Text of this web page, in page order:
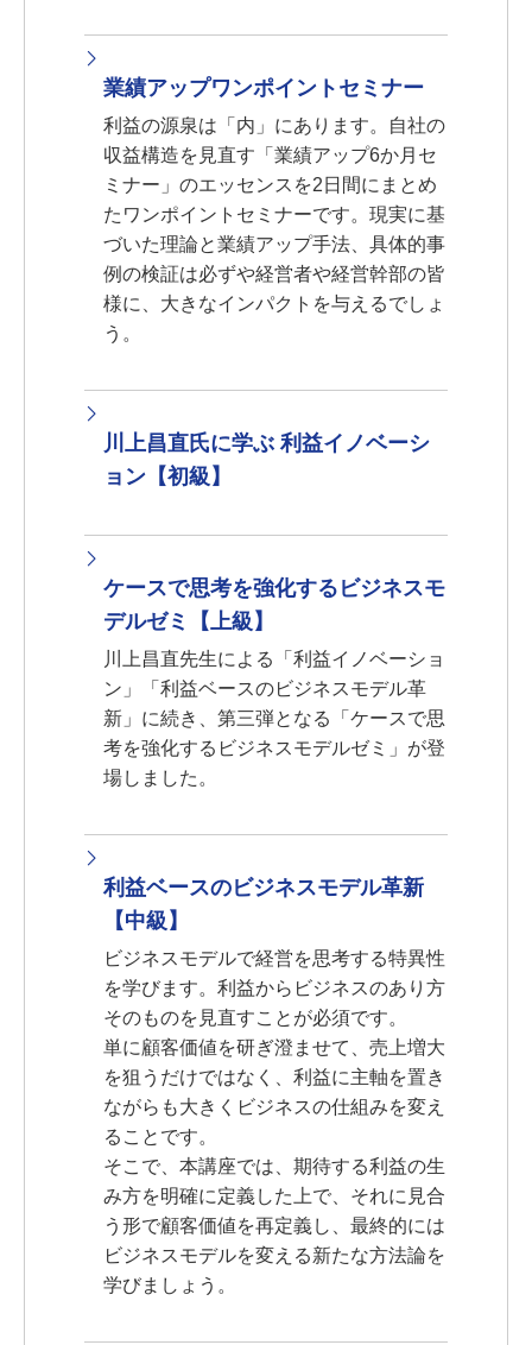
業績アップワンポイントセミナー
利益の源泉は「内」にあります。自社の
収益構造を見直す「業績アップ6か月セ
ミナー」のエッセンスを2日間にまとめ
たワンポイントセミナーです。現実に基
づいた理論と業績アップ手法、具体的事
例の検証は必ずや経営者や経営幹部の皆
様に、大きなインパクトを与えるでしょ
う。
川上昌直氏に学ぶ 利益イノベーシ
ョン【初級】
ケースで思考を強化するビジネスモ
デルゼミ【上級】
川上昌直先生による「利益イノベーショ
ン」「利益ベースのビジネスモデル革
新」に続き、第三弾となる「ケースで思
考を強化するビジネスモデルゼミ」が登
場しました。
利益ベースのビジネスモデル革新
【中級】
ビジネスモデルで経営を思考する特異性
を学びます。利益からビジネスのあり方
そのものを見直すことが必須です。
単に顧客価値を研ぎ澄ませて、売上増大
を狙うだけではなく、利益に主軸を置き
ながらも大きくビジネスの仕組みを変え
ることです。
そこで、本講座では、期待する利益の生
み方を明確に定義した上で、それに見合
う形で顧客価値を再定義し、最終的には
ビジネスモデルを変える新たな方法論を
学びましょう。